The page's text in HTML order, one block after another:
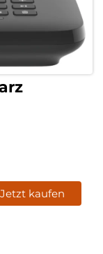
Jetzt kaufen